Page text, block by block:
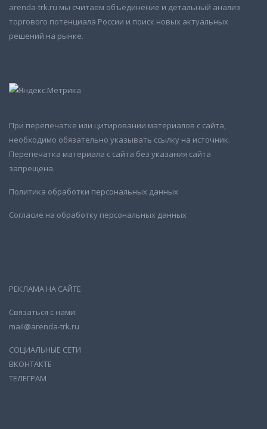
arenda-trk.ru мы считаем объединение и детальный анализ
торгового потенциала России и поиск новых актуальных
решений на рынке.
При перепечатке или цитировании материалов с сайта,
необходимо обязательно указывать ссылку на источник.
Перепечатка материала с сайта без указания сайта
запрещена.
Политика обработки персональных данных
Согласие на обработку персональных данных
РЕКЛАМА НА САЙТЕ
Связаться с нами:
mail@arenda-trk.ru
СОЦИАЛЬНЫЕ СЕТИ
ВКОНТАКТЕ
ТЕЛЕГРАМ